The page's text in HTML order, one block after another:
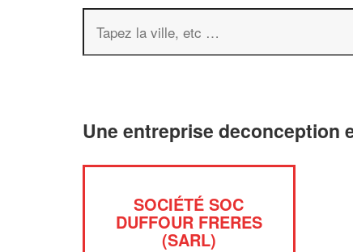
Une entreprise deconception
SOCIÉTÉ SOC
DUFFOUR FRERES
(SARL)